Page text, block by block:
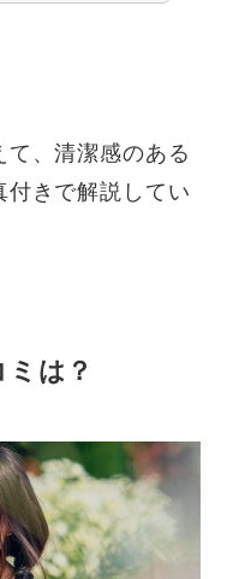
、清潔感のある
付きで解説してい
は？